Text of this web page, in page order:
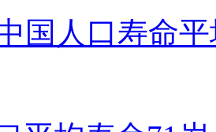
国人口寿命